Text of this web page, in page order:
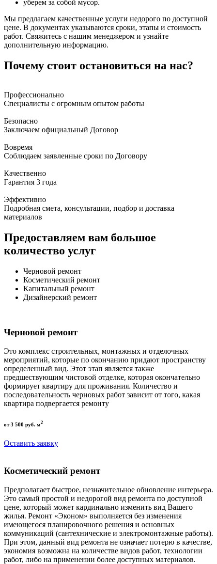
уберем за собой мусор.
Мы предлагаем качественные услуги недорого по доступной
цене. В документах указываются сроки, этапы и стоимость
работ. Свяжитесь с нашим менеджером и узнайте
дополнительную информацию.
Почему стоит остановиться на нас?
Профессионально
Специалисты с огромным опытом работы
Безопасно
Заключаем официальный Договор
Вовремя
Соблюдаем заявленные сроки по Договору
Качественно
Гарантия 3 года
Эффективно
Подробная смета, консультации, подбор и доставка
материалов
Предоставляем вам большое
количество услуг
Черновой ремонт
Косметический ремонт
Капитальный ремонт
Дизайнерский ремонт
Черновой ремонт
Это комплекс строительных, монтажных и отделочных
мероприятий, которые по окончанию придают пространству
определенный вид. Этот этап является также
предшествующим чистовой отделке, которая окончательно
формирует квартиру для проживания. Количество и
последовательность черновых работ зависит от того, какая
квартира подвергается ремонту
от 3 500 руб. м2
Оставить заявку
Косметический ремонт
Предполагает быстрое, незначительное обновление интерьера.
Это самый простой и недорогой вид ремонта по доступной
цене, который может кардинально изменить вид Вашего
жилья. Ремонт «Эконом» выполняется без изменения
имеющегося планировочного решения и основных
коммуникаций (сантехнические и электромонтажные работы).
При этом, данный вид ремонта не означает потерю в качестве,
экономия возможна на количестве видов работ, технологии
работ, либо на применении более доступных материалов.